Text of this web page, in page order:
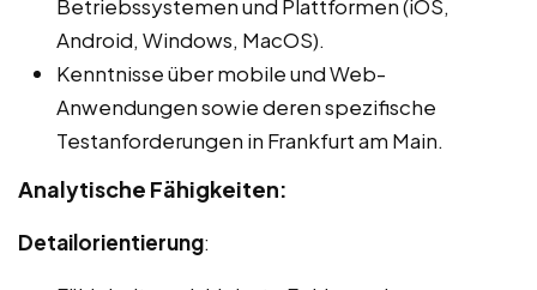
Betriebssystemen und Plattformen (iOS,
Android, Windows, MacOS).
Kenntnisse über mobile und Web-
Anwendungen sowie deren spezifische
Testanforderungen in Frankfurt am Main.
Analytische Fähigkeiten:
Detailorientierung: